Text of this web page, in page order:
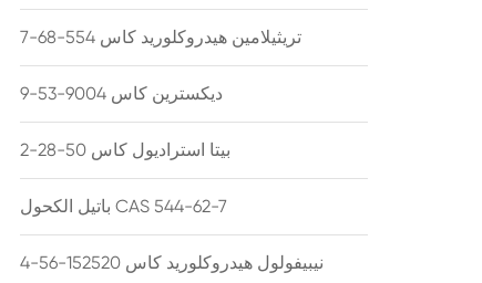
تريثيلامين هيدروكلوريد كاس 554-68-7
ديكسترين كاس 9004-53-9
بيتا استراديول كاس 50-28-2
باتيل الكحول CAS 544-62-7
نيبيفولول هيدروكلوريد كاس 152520-56-4